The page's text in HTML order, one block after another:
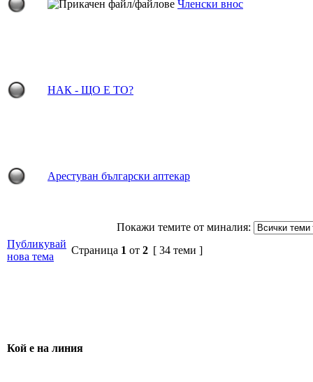
Членски внос
НАК - ЩО Е ТО?
Арестуван български аптекар
Покажи темите от миналия:
Публикувай
нова тема
Страница 1 от 2 [ 34 теми ]
Кой е на линия